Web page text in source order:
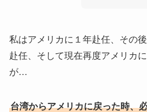
私はアメリカに１年赴任、その
赴任、そして現在再度アメリカ
が…
台湾からアメリカに戻った時、